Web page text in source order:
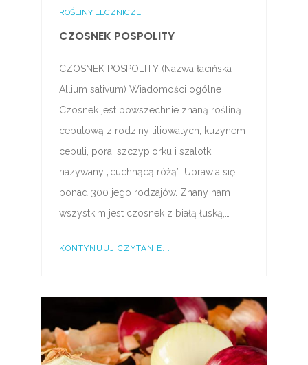
ROŚLINY LECZNICZE
CZOSNEK POSPOLITY
CZOSNEK POSPOLITY (Nazwa łacińska –
Allium sativum) Wiadomości ogólne
Czosnek jest powszechnie znaną rośliną
cebulową z rodziny liliowatych, kuzynem
cebuli, pora, szczypiorku i szalotki,
nazywany „cuchnącą różą”. Uprawia się
ponad 300 jego rodzajów. Znany nam
wszystkim jest czosnek z białą łuską,…
KONTYNUUJ CZYTANIE...